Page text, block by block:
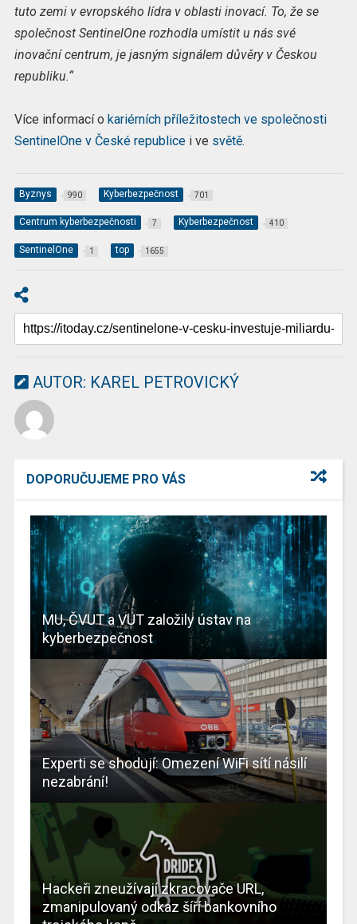
tuto zemi v evropského lídra v oblasti inovací. To, že se
společnost SentinelOne rozhodla umístit u nás své
inovační centrum, je jasným signálem důvěry v Českou
republiku.“
Více informací o kariérních příležitostech ve společnosti
SentinelOne v České republicei ve světě.
Byznys 990 Kyberbezpečnost 701
Centrum kyberbezpečnosti 7 Kyberbezpečnost 410
SentinelOne 1 top 1655
AUTOR: KAREL PETROVICKÝ
DOPORUČUJEME PRO VÁS
MU, ČVUT a VUT založily ústav na
kyberbezpečnost
Experti se shodují: Omezení WiFi sítí násilí
nezabrání!
Hackeři zneužívají zkracovače URL,
zmanipulovaný odkaz šíří bankovního